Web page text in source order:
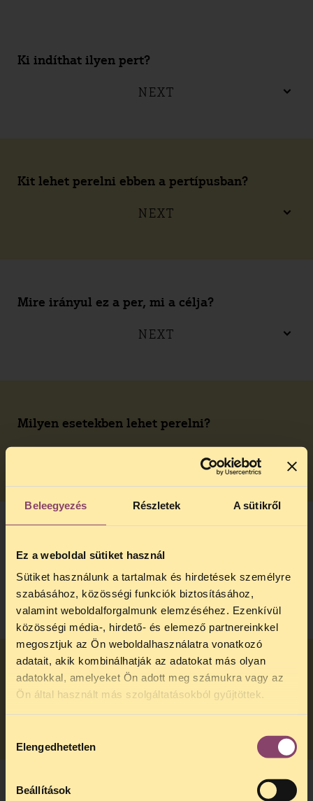
Beleegyezés Részletek A sütikről
Ez a weboldal sütiket használ
Sütiket használunk a tartalmak és hirdetések személyre
szabásához, közösségi funkciók biztosításához,
valamint weboldalforgalmunk elemzéséhez. Ezenkívül
közösségi média-, hirdető- és elemező partnereinkkel
megosztjuk az Ön weboldalhasználatra vonatkozó
adatait, akik kombinálhatják az adatokat más olyan
adatokkal, amelyeket Ön adott meg számukra vagy az
Ön által használt más szolgáltatásokból gyűjtöttek.
kiválasztása
Elengedhetetlen
Beállítások
Ki indíthat ilyen pert?
NEXT
Kit lehet perelni ebben a pertípusban?
NEXT
Mire irányul ez a per, mi a célja?
NEXT
Milyen esetekben lehet perelni?
megindítása vagy kilátásba helyezése?
NEXT
Mennyibe kerül a perlés?
NEXT